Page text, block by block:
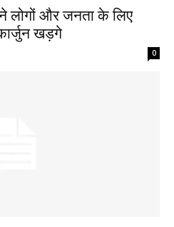
लोगों और जनता के लिए
खड़गे
0